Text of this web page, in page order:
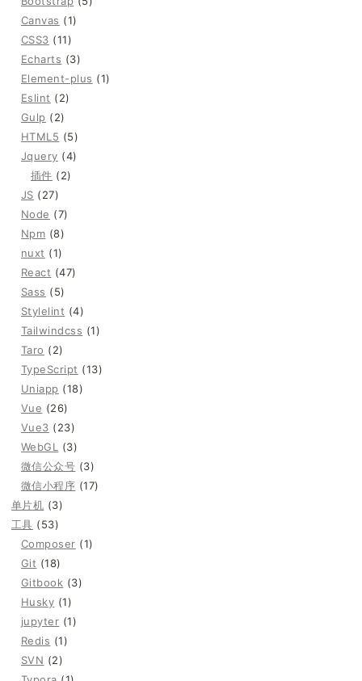
Canvas (1)
CSS3 (11)
Echarts (3)
Element-plus (1)
Eslint (2)
Gulp (2)
HTML5 (5)
Jquery (4)
插件 (2)
JS (27)
Node (7)
Npm (8)
nuxt (1)
React (47)
Sass (5)
Stylelint (4)
Tailwindcss (1)
Taro (2)
TypeScript (13)
Uniapp (18)
Vue (26)
Vue3 (23)
WebGL
(3)
微信公众号 (3)
微信小程序 (17)
单片机 (3)
工具 (53)
Composer (1)
Git (18)
Gitbook (3)
Husky (1)
jupyter (1)
Redis (1)
SVN (2)